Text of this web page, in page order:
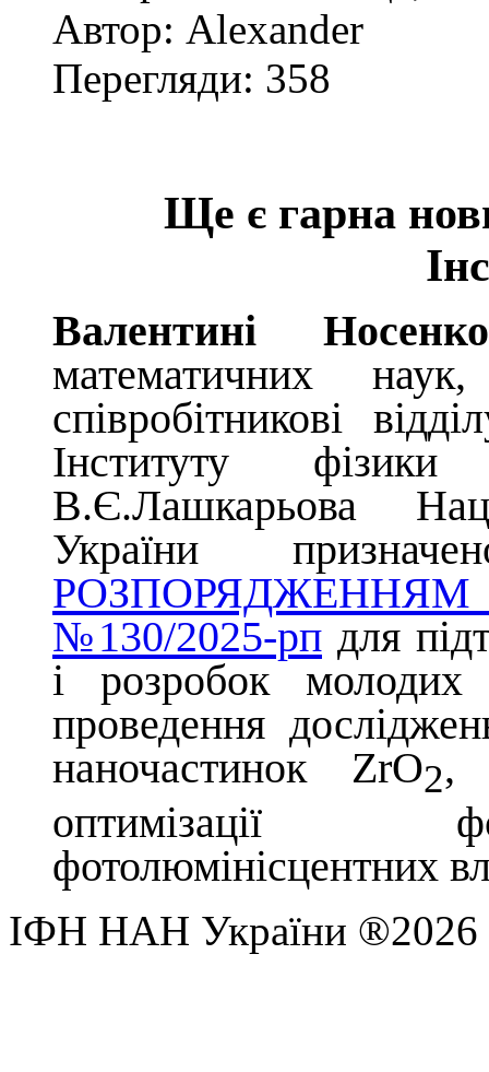
Автор: Alexander
Перегляди: 358
Ще є гарна
Валентині Носенко
математичних
співробітникові
Інституту фізики
В.Є.Лашкарьова
України
№130/2025-рп для
і розробок
проведення
наночастинок ZrO2,
оптимізації
фотолюмінісцентних
ІФН НАН України ®2026